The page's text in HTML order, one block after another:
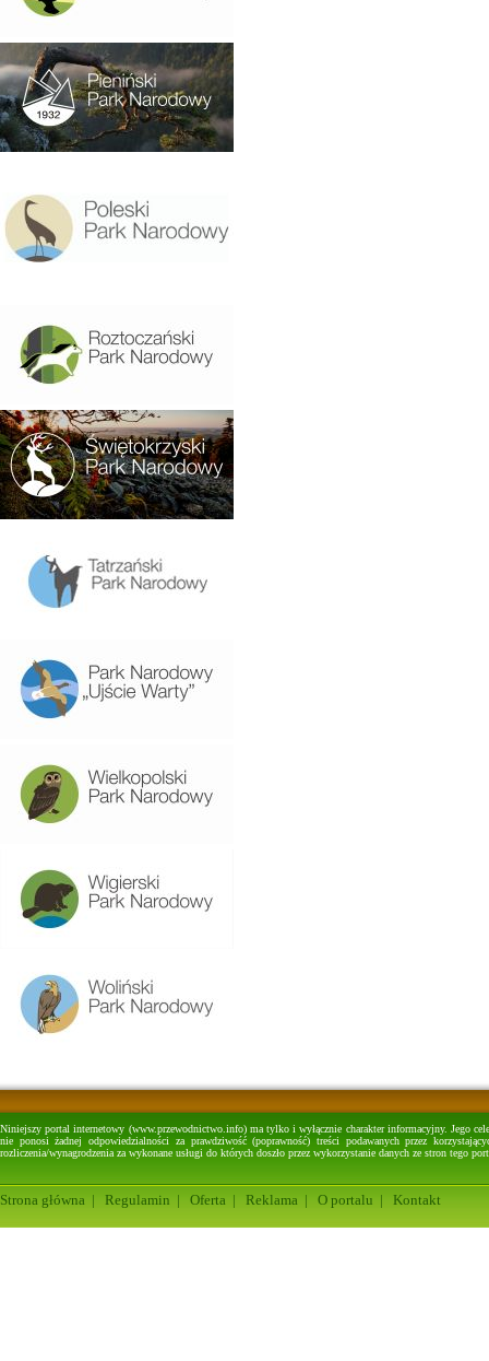
Niniejszy portal internetowy (www.przewodnictwo.info) ma tylko i wyłącznie charakter informacyjny. Jego
nie ponosi żadnej odpowiedzialności za prawdziwość (poprawność) treści podawanych przez
rozliczenia/wynagrodzenia za wykonane usługi do których doszło przez wykorzystanie danych ze stron tego
Strona główna | Regulamin | Oferta | Reklama | O portalu | Kontakt